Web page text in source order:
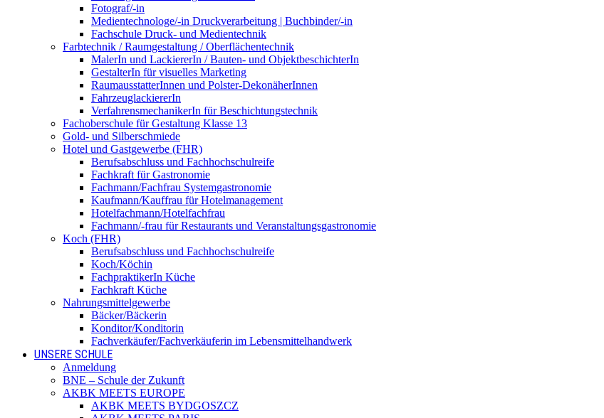
Fotograf/-in
Medientechnologe/-in Druckverarbeitung | Buchbinder/-in
Fachschule Druck- und Medientechnik
Farbtechnik / Raumgestaltung / Oberflächentechnik
MalerIn und LackiererIn / Bauten- und ObjektbeschichterIn
GestalterIn für visuelles Marketing
RaumausstatterInnen und Polster-DekonäherInnen
FahrzeuglackiererIn
VerfahrensmechanikerIn für Beschichtungstechnik
Fachoberschule für Gestaltung Klasse 13
Gold- und Silberschmiede
Hotel und Gastgewerbe (FHR)
Berufsabschluss und Fachhochschulreife
Fachkraft für Gastronomie
Fachmann/Fachfrau Systemgastronomie
Kaufmann/Kauffrau für Hotelmanagement
Hotelfachmann/Hotelfachfrau
Fachmann/-frau für Restaurants und Veranstaltungsgastronomie
Koch (FHR)
Berufsabschluss und Fachhochschulreife
Koch/Köchin
FachpraktikerIn Küche
Fachkraft Küche
Nahrungsmittelgewerbe
Bäcker/Bäckerin
Konditor/Konditorin
Fachverkäufer/Fachverkäuferin im Lebensmittelhandwerk
UNSERE SCHULE
Anmeldung
BNE – Schule der Zukunft
AKBK MEETS EUROPE
AKBK MEETS BYDGOSZCZ